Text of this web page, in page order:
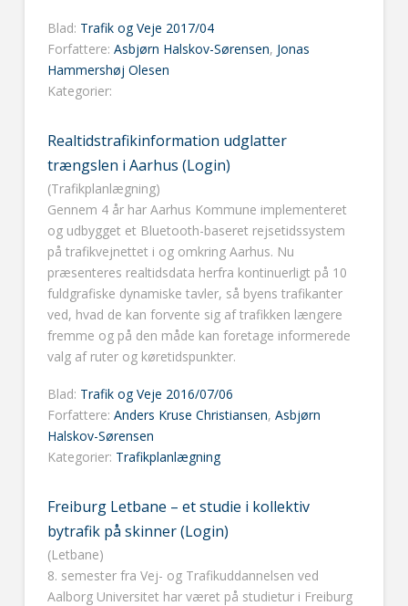
Blad: Trafik og Veje 2017/04
Forfattere: Asbjørn Halskov-Sørensen, Jonas
Hammershøj Olesen
Kategorier:
Realtidstrafikinformation udglatter
trængslen i Aarhus (Login)
(Trafikplanlægning)
Gennem 4 år har Aarhus Kommune implementeret
og udbygget et Bluetooth-baseret rejsetidssystem
på trafikvejnettet i og omkring Aarhus. Nu
præsenteres realtidsdata herfra kontinuerligt på 10
fuldgrafiske dynamiske tavler, så byens trafikanter
ved, hvad de kan forvente sig af trafikken længere
fremme og på den måde kan foretage informerede
valg af ruter og køretidspunkter.
Blad: Trafik og Veje 2016/07/06
Forfattere: Anders Kruse Christiansen, Asbjørn
Halskov-Sørensen
Kategorier: Trafikplanlægning
Freiburg Letbane – et studie i kollektiv
bytrafik på skinner (Login)
(Letbane)
8. semester fra Vej- og Trafikuddannelsen ved
Aalborg Universitet har været på studietur i Freiburg